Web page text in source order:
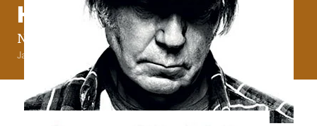
Hipíkovy sny
Neil Young
Jan H. Vitvar